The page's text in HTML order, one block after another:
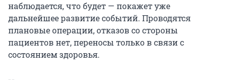
наблюдается, что будет — покажет уже
дальнейшее развитие событий. Проводятся
плановые операции, отказов со стороны
пациентов нет, переносы только в связи с
состоянием здоровья.